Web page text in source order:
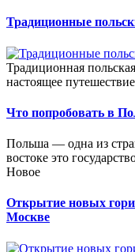
Традиционные
Традиционная
настоящее
Что попробовать в
Польша — одна из
востоке это
Новое
Открытие новых
Москве